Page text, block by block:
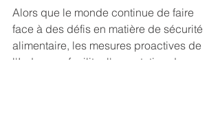
Alors que le monde continue de faire
face à des défis en matière de sécurité
alimentaire, les mesures proactives de
l'Inde pour faciliter l'exportation de